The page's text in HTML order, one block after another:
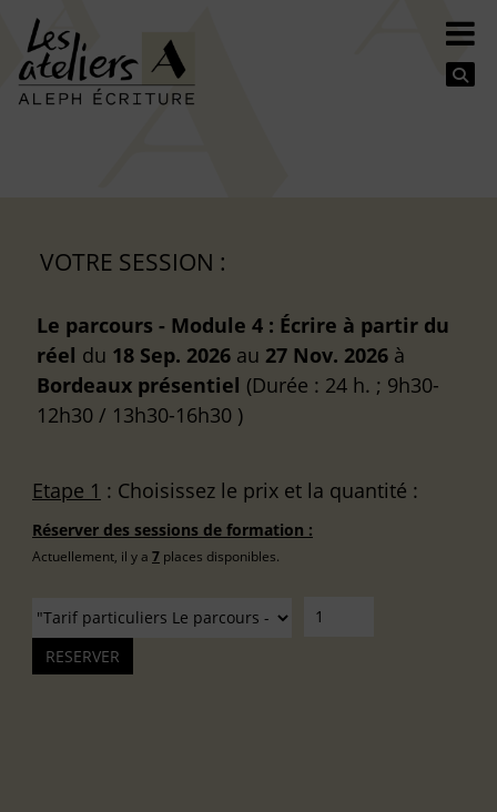
VOTRE SESSION :
Le parcours - Module 4 : Écrire à partir du
réel du 18 Sep. 2026 au 27 Nov. 2026 à
Bordeaux présentiel (Durée : 24 h. ; 9h30-
12h30 / 13h30-16h30 )
Etape 1 : Choisissez le prix et la quantité :
Réserver des sessions de formation :
Actuellement, il y a 7 places disponibles.